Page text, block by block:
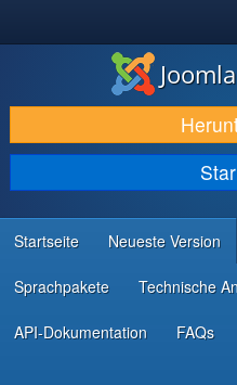
DOWNLOAD & ERWEITERN
ENTDECKEN & LERNEN
COMMUNITY & SUPPORT
RESSOURCEN FÜR ENTWICKLER
Startseite Neueste Version
Sprachpakete Technische
API-Dokumentation FAQs